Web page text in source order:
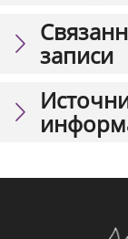
записи